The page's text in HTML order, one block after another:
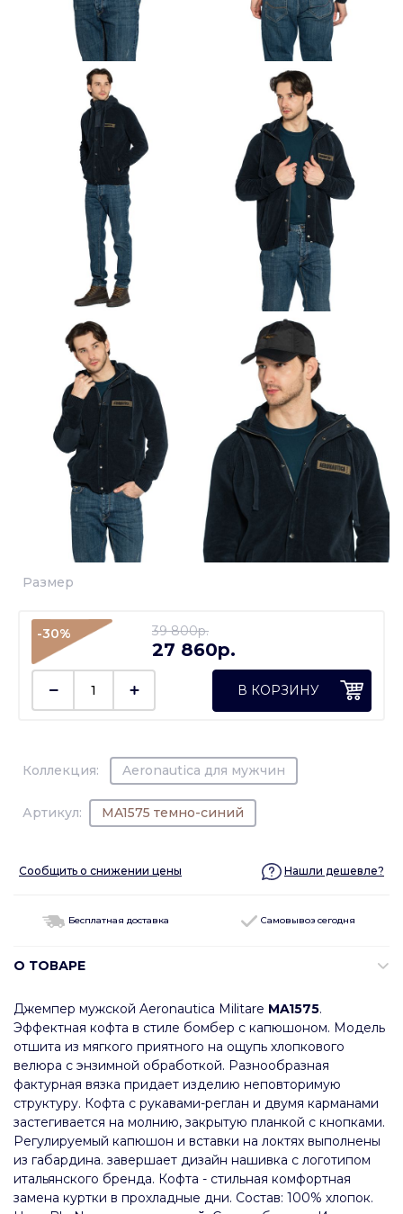
Коллекция: Aeronautica для мужчин
Артикул: MA1575 темно-синий
Размер
-30% 39 800p.
27 860p.
В КОРЗИНУ
Сообщить о снижении цены Нашли дешевле?
Бесплатная доставка Самовывоз сегодня
О ТОВАРЕ
Джемпер мужской Aeronautica Militare MA1575.
Эффектная кофта в стиле бомбер с капюшоном. Модель
отшита из мягкого приятного на ощупь хлопкового
велюра с энзимной обработкой. Разнообразная
фактурная вязка придает изделию неповторимую
структуру. Кофта с рукавами-реглан и двумя карманами
застегивается на молнию, закрытую планкой с кнопками.
Регулируемый капюшон и вставки на локтях выполнены
из габардина. завершает дизайн нашивка с логотипом
итальянского бренда. Кофта - стильная комфортная
замена куртки в прохладные дни. Состав: 100% хлопок.